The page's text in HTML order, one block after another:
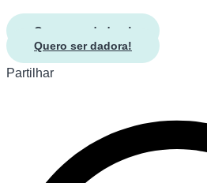
Quero ser dadora!
Quero ser dadora!
Partilhar